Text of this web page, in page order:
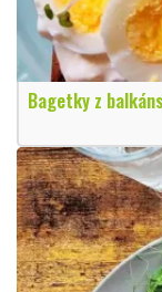
Bagetky z